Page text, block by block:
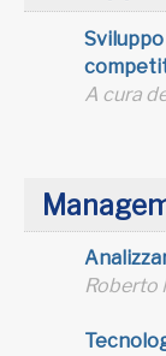
A cura
Roberto